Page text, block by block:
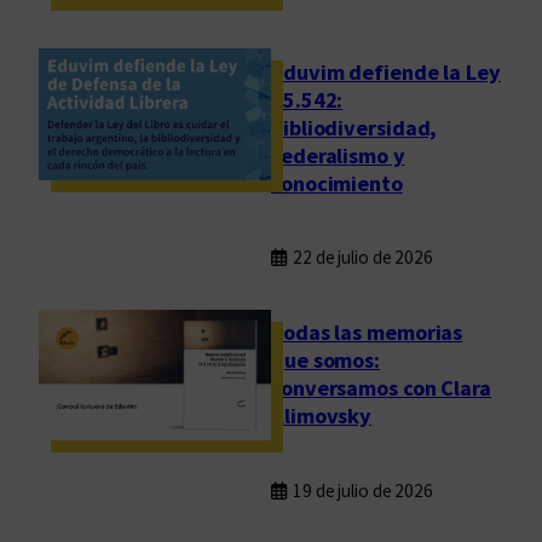
s
Eduvim defiende la Ley
25.542:
bibliodiversidad,
federalismo y
conocimiento
22 de julio de 2026
Todas las memorias
que somos:
conversamos con Clara
Klimovsky
19 de julio de 2026